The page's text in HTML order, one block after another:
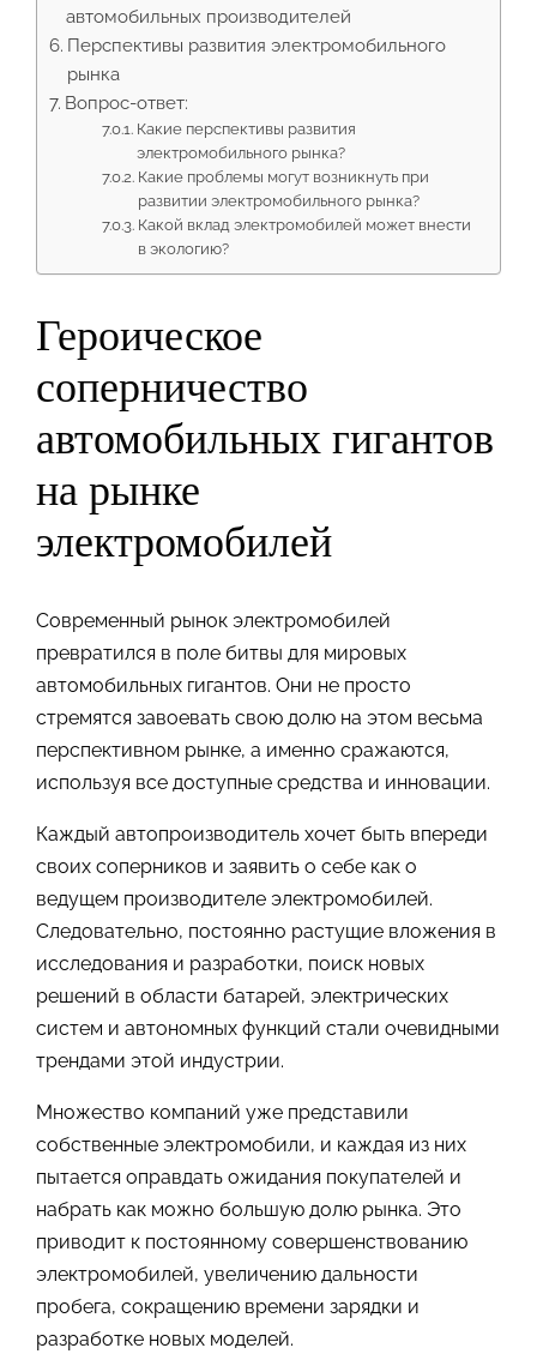
автомобильных производителей
Перспективы развития электромобильного
рынка
Вопрос-ответ:
Какие перспективы развития
электромобильного рынка?
Какие проблемы могут возникнуть при
развитии электромобильного рынка?
Какой вклад электромобилей может внести
в экологию?
Героическое
соперничество
автомобильных гигантов
на рынке
электромобилей
Современный рынок электромобилей
превратился в поле битвы для мировых
автомобильных гигантов. Они не просто
стремятся завоевать свою долю на этом весьма
перспективном рынке, а именно сражаются,
используя все доступные средства и инновации.
Каждый автопроизводитель хочет быть впереди
своих соперников и заявить о себе как о
ведущем производителе электромобилей.
Следовательно, постоянно растущие вложения в
исследования и разработки, поиск новых
решений в области батарей, электрических
систем и автономных функций стали очевидными
трендами этой индустрии.
Множество компаний уже представили
собственные электромобили, и каждая из них
пытается оправдать ожидания покупателей и
набрать как можно большую долю рынка. Это
приводит к постоянному совершенствованию
электромобилей, увеличению дальности
пробега, сокращению времени зарядки и
разработке новых моделей.